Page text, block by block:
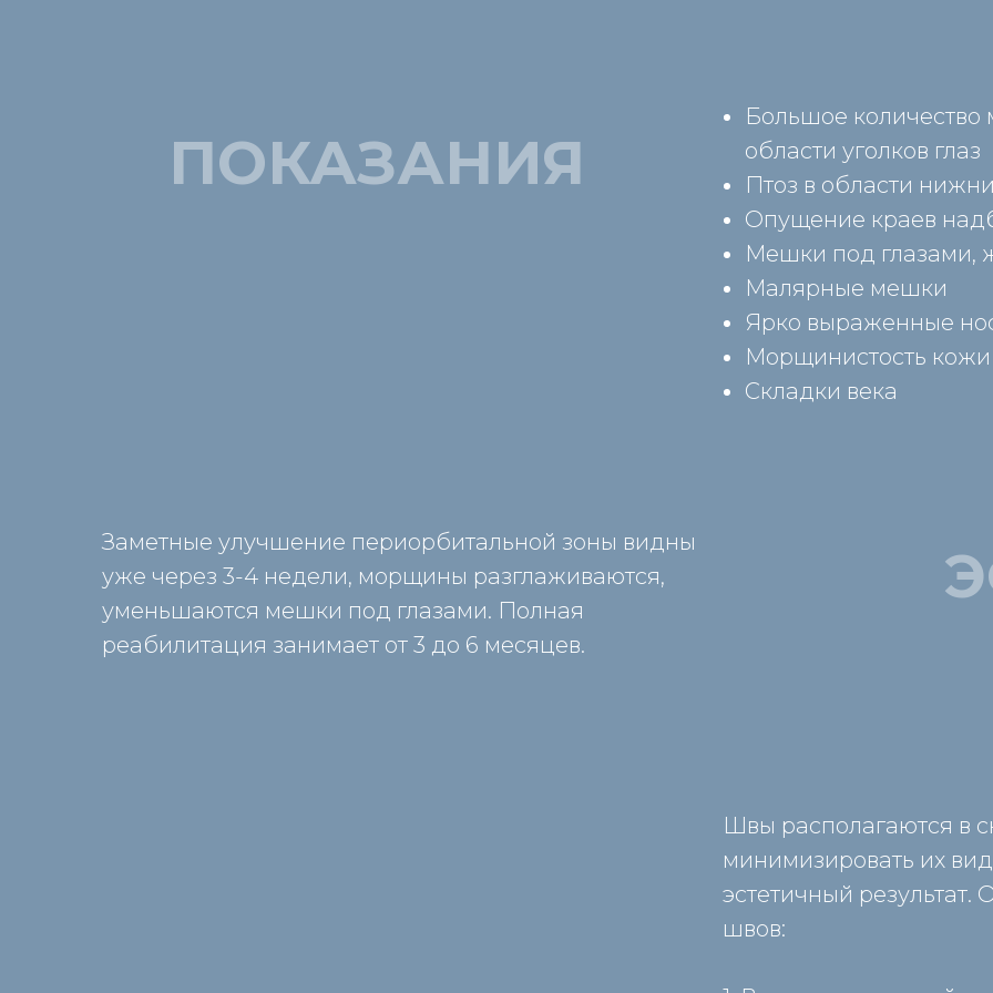
Заметные улучшение периорбитальной зоны видны
уже через 3-4 недели, морщины разглаживаются,
уменьшаются мешки под глазами. Полная
реабилитация занимает от 3 до 6 месяцев.
Швы располагаются в
минимизировать их
эстетичный
швов:
ПОКАЗАНИЯ
Большое
области уголков глаз
Птоз в области
Опущение краев
Мешки под глазами,
Малярные мешки
Ярко выраженные
Морщинистость
Складки века